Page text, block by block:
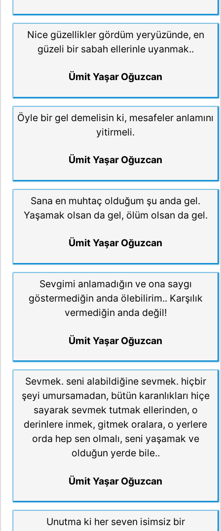
Nice güzellikler gördüm yeryüzünde, en
güzeli bir sabah ellerinle uyanmak..
Ümit Yaşar Oğuzcan
Öyle bir gel demelisin ki, mesafeler anlamını
yitirmeli.
Ümit Yaşar Oğuzcan
Sana en muhtaç olduğum şu anda gel.
Yaşamak olsan da gel, ölüm olsan da gel.
Ümit Yaşar Oğuzcan
Sevgimi anlamadığın ve ona saygı
göstermediğin anda ölebilirim.. Karşılık
vermediğin anda değil!
Ümit Yaşar Oğuzcan
Sevmek. seni alabildiğine sevmek. hiçbir
şeyi umursamadan, bütün karanlıkları hiçe
sayarak sevmek tutmak ellerinden, o
derinlere inmek, gitmek oralara, o yerlere
orda hep sen olmalı, seni yaşamak ve
olduğun yerde bile..
Ümit Yaşar Oğuzcan
Unutma ki her seven isimsiz bir